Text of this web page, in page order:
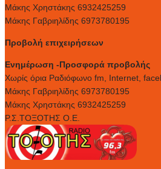
Μάκης Χρηστάκης 6932425259
Μάκης Γαβριηλίδης 6973780195
Προβολή επιχειρήσεων
Ενημέρωση -Προσφορά προβολής
Xωρίς όρια Ραδιόφωνο fm, Internet,
Μάκης Γαβριηλίδης 6973780195
Μάκης Χρηστάκης 6932425259
Ρ.Σ.ΤΟΞΟΤΗΣ Ο.Ε.